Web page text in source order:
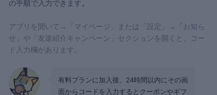
の手順で入力できます。
アプリを開いて→「マイページ」または「設定」→「お知ら
せ」や「友達紹介キャンペーン」セクションを開くと、コー
ド入力欄があります。
有料プランに加入後、24時間以内にその画
面からコードを入力するとクーポンやギフ